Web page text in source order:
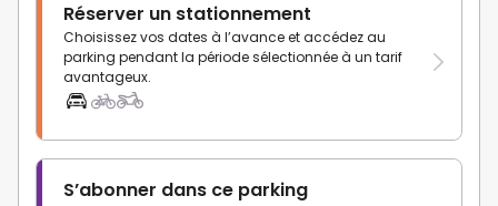
Réserver un stationnement
Choisissez vos dates à l’avance et accédez au
parking pendant la période sélectionnée à un tarif
avantageux.
S’abonner dans ce parking